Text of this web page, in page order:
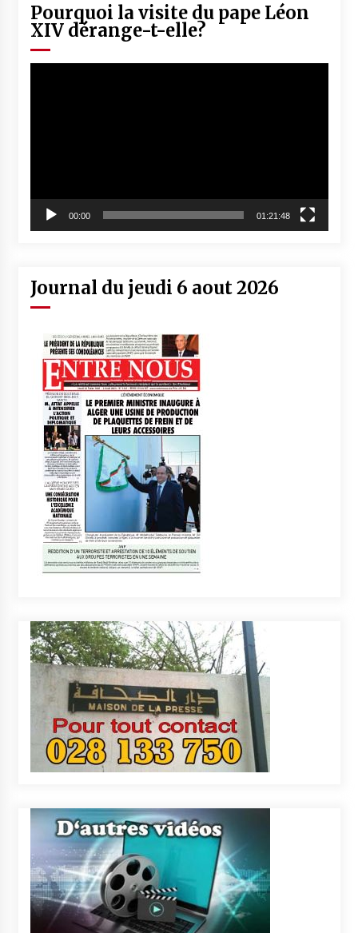
Pourquoi la visite du pape Léon
XIV dérange-t-elle?
00:00 01:21:48
Journal du jeudi 6 aout 2026